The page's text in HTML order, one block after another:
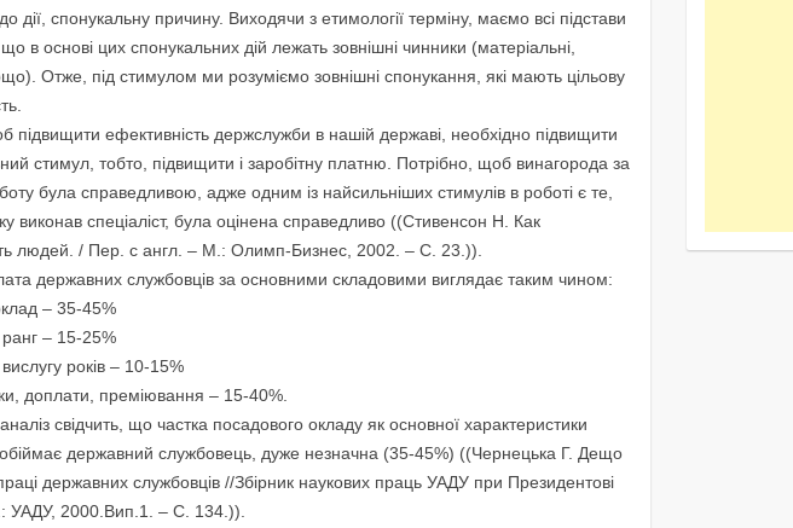
дії, спонукальну причину. Виходячи з етимології терміну, маємо всі підстави
в основі цих спонукальних дій лежать зовнішні чинники (матеріальні,
Отже, під стимулом ми розуміємо зовнішні спонукання, які мають цільову
підвищити ефективність держслужби в нашій державі, необхідно підвищити
стимул, тобто, підвищити і заробітну платню. Потрібно, щоб винагорода за
була справедливою, адже одним із найсильніших стимулів в роботі є те,
виконав спеціаліст, була оцінена справедливо ((Стивенсон Н. Как
людей. / Пер. с англ. – М.: Олимп-Бизнес, 2002. – С. 23.)).
державних службовців за основними складовими виглядає таким чином:
– 35-45%
– 15-25%
років – 10-15%
доплати, преміювання – 15-40%.
свідчить, що частка посадового окладу як основної характеристики
державний службовець, дуже незначна (35-45%) ((Чернецька Г. Дещо
державних службовців //Збірник наукових праць УАДУ при Президентові
УАДУ, 2000.Вип.1. – С. 134.)).